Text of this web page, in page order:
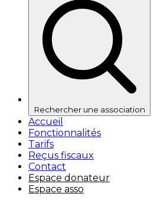
Rechercher une association
Accueil
Fonctionnalités
Tarifs
Reçus fiscaux
Contact
Espace donateur
Espace asso